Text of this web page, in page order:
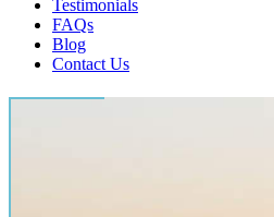
Testimonials
FAQs
Blog
Contact Us